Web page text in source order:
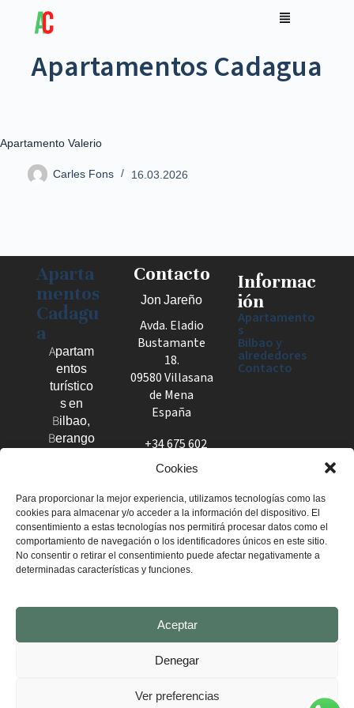
Cookies
Para proporcionar la mejor experiencia, utilizamos tecnologías como las
cookies para almacenar y/o acceder a la información del dispositivo. El
consentimiento a estas tecnologías nos permitirá procesar datos como el
comportamiento de navegación o los identificadores únicos en este sitio.
No consentir o retirar el consentimiento puede afectar negativamente a
determinadas características y funciones.
Aceptar
Denegar
Ver preferencias
Apartamentos Cadagua
Apartamento Valerio
Carles Fons 16.03.2026
Aparta
mentos
Cadagu
a
Apartam
entos
turístico
s en
Bilbao,
Berango
Mena.
Estanci
as
cómoda
s para
descubri
Vasco
libertad.
Contacto
Jon Jareño
Avda. Eladio
Bustamante
18.
09580 Villasana
de Mena
España
+34 675 602
960
scadagua@g
mail.com
Informac
ión
Apartamento
s
Bilbao y
alrededores
Contacto